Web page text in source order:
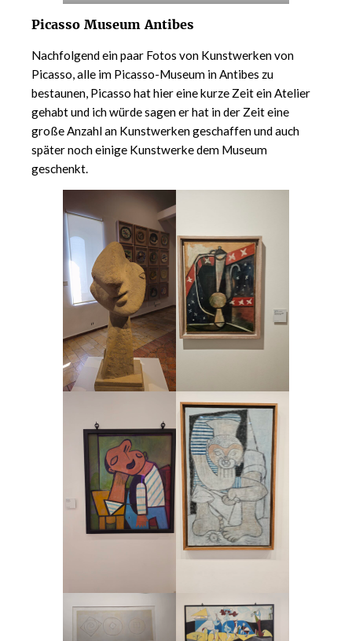
Picasso Museum Antibes
Nachfolgend ein paar Fotos von Kunstwerken von
Picasso, alle im Picasso-Museum in Antibes zu
bestaunen, Picasso hat hier eine kurze Zeit ein Atelier
gehabt und ich würde sagen er hat in der Zeit eine
große Anzahl an Kunstwerken geschaffen und auch
später noch einige Kunstwerke dem Museum
geschenkt.